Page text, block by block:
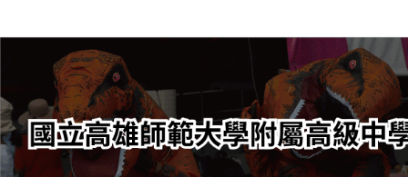
轉
要
內
容